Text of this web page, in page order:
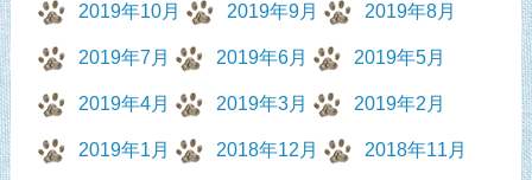
2019年10月 2019年9月 2019年8月
2019年7月 2019年6月 2019年5月
2019年4月 2019年3月 2019年2月
2019年1月 2018年12月 2018年11月